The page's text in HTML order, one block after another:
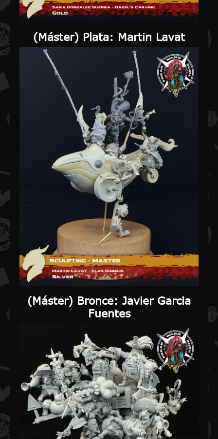
(Máster) Plata: Martin Lavat
(Máster) Bronce: Javier Garcia
Fuentes